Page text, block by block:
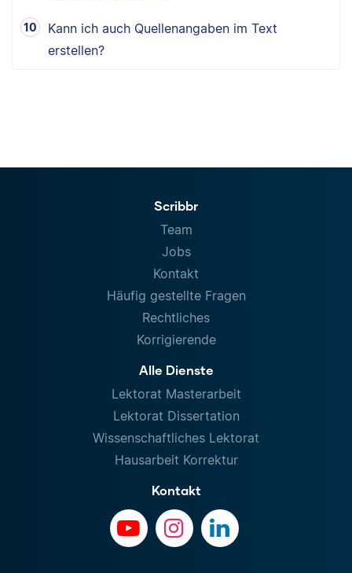
Kann ich auch Quellenangaben im Text
erstellen?
Scribbr
Team
Jobs
Kontakt
Häufig gestellte Fragen
Rechtliches
Korrigierende
Alle Dienste
Lektorat Masterarbeit
Lektorat Dissertation
Wissenschaftliches Lektorat
Hausarbeit Korrektur
Kontakt